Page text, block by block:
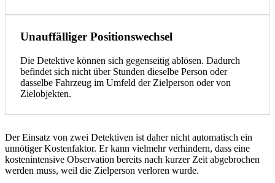
Unauffälliger Positionswechsel
Die Detektive können sich gegenseitig ablösen. Dadurch
befindet sich nicht über Stunden dieselbe Person oder
dasselbe Fahrzeug im Umfeld der Zielperson oder von
Zielobjekten.
Der Einsatz von zwei Detektiven ist daher nicht automatisch ein
unnötiger Kostenfaktor. Er kann vielmehr verhindern, dass eine
kostenintensive Observation bereits nach kurzer Zeit abgebrochen
werden muss, weil die Zielperson verloren wurde.